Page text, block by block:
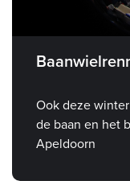
Ook deze
de baan en het
Apeldoorn